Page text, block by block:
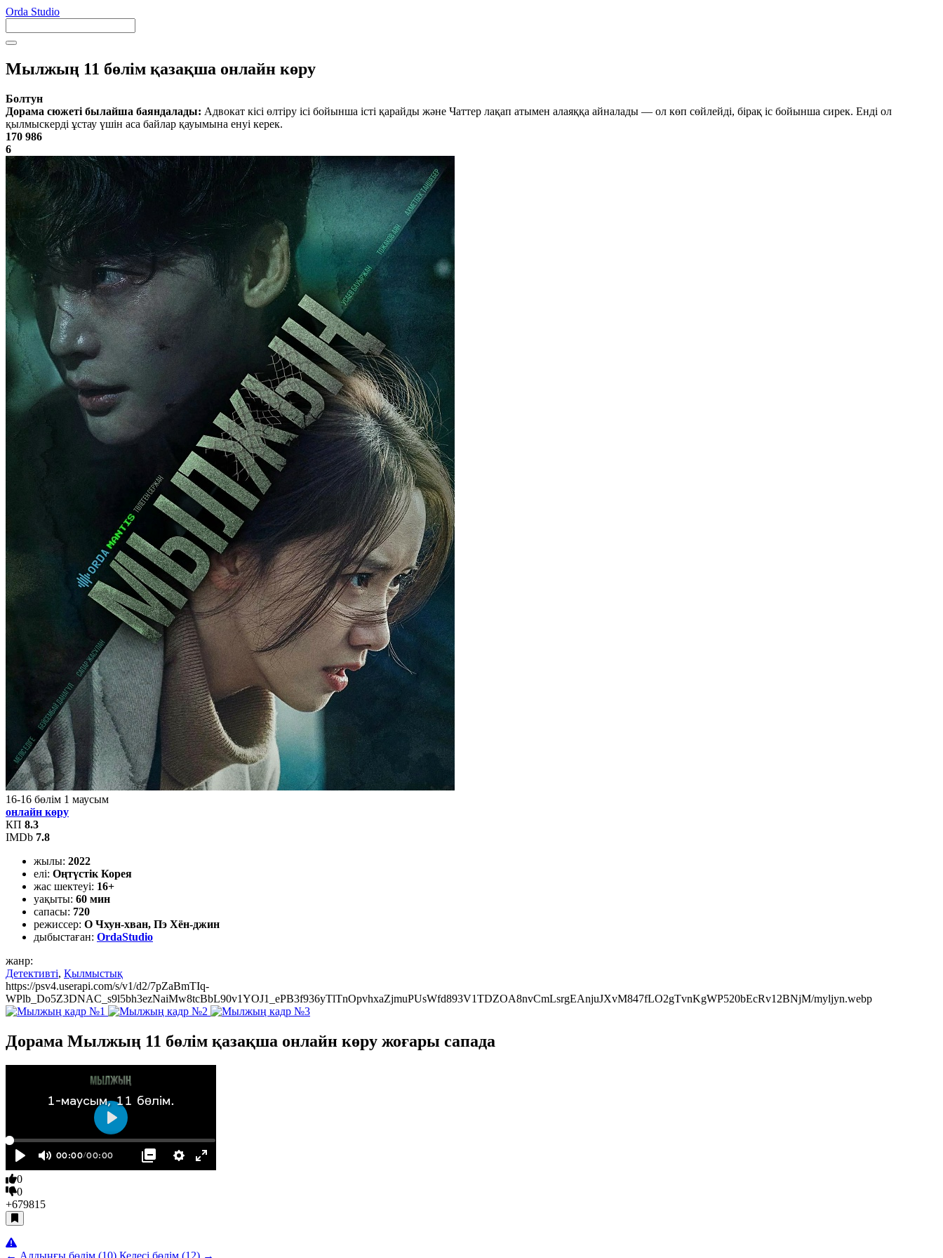
Orda Studio
Мылжың 11 бөлім қазақша онлайн көру
Болтун
Дорама сюжеті былайша баяндалады: Адвокат кісі өлтіру ісі бойынша істі қарайды және Чаттер лақап атымен алаяққа айналады — ол көп сөйлейді, бірақ іс бойынша сирек. Енді ол
қылмыскерді ұстау үшін аса байлар қауымына енуі керек.
170 986
6
16-16 бөлім 1 маусым
онлайн көру
КП 8.3
IMDb 7.8
жылы: 2022
елі: Оңтүстік Корея
жас шектеуі: 16+
уақыты: 60 мин
сапасы: 720
режиссер: О Чхун-хван, Пэ Хён-джин
дыбыстаған: OrdaStudio
жанр:
Детективті, Қылмыстық
https://psv4.userapi.com/s/v1/d2/7pZaBmTIq-
WPlb_Do5Z3DNAC_s9l5bh3ezNaiMw8tcBbL90v1YOJ1_ePB3f936yTlTnOpvhxaZjmuPUsWfd893V1TDZOA8nvCmLsrgEAnjuJXvM847fLO2gTvnKgWP520bEcRv12BNjM/myljyn.webp
Дорама Мылжың 11 бөлім қазақша онлайн көру жоғары сапада
0
0
+679815
← Алдыңғы бөлім (10) Келесі бөлім (12) →